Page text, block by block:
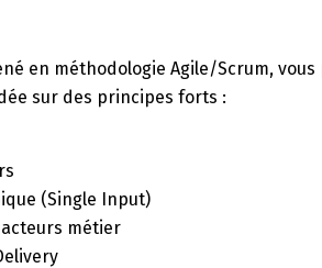
en méthodologie Agile/Scrum,
sur des principes forts :
(Single Input)
métier